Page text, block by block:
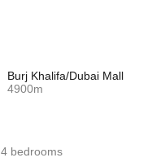
Burj Khalifa/Dubai Mall
4900m
4 bedrooms